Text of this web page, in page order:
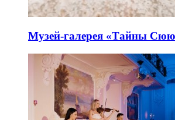
Музей-галерея «Тайны